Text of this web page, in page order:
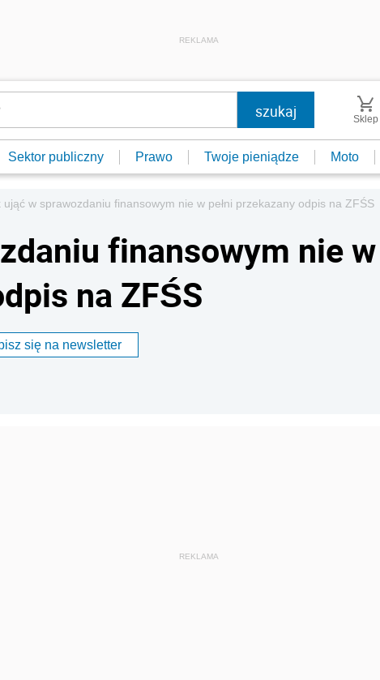
REKLAMA
Sklep
Sektor publiczny Prawo Twoje pieniądze Moto
ująć w sprawozdaniu finansowym nie w pełni przekazany odpis na ZFŚS
finansowym nie w
na ZFŚS
się na newsletter